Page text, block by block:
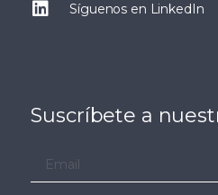
Síguenos en LinkedIn
Suscríbete a